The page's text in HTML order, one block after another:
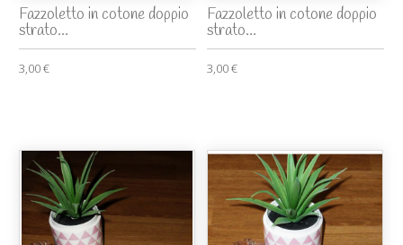
Fazzoletto in cotone doppio
strato...
3,00 €
Fazzoletto in cotone doppio
strato...
3,00 €